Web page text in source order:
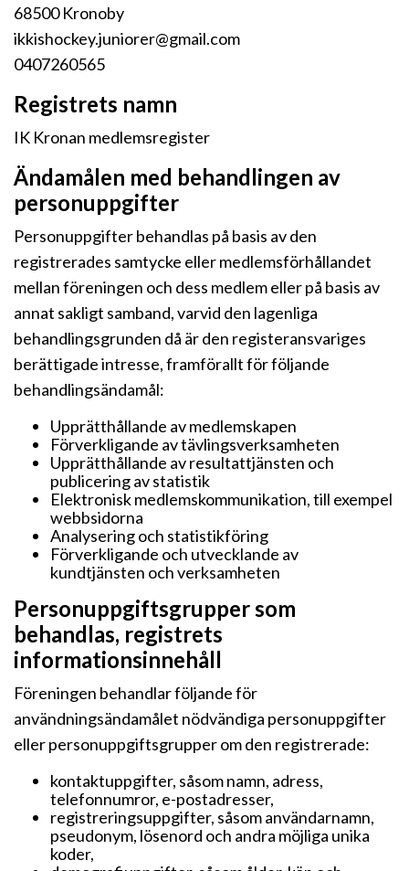
68500 Kronoby
ikkishockey.juniorer@gmail.com
0407260565
Registrets namn
IK Kronan medlemsregister
Ändamålen med behandlingen av
personuppgifter
Personuppgifter behandlas på basis av den
registrerades samtycke eller medlemsförhållandet
mellan föreningen och dess medlem eller på basis av
annat sakligt samband, varvid den lagenliga
behandlingsgrunden då är den registeransvariges
berättigade intresse, framförallt för följande
behandlingsändamål:
Upprätthållande av medlemskapen
Förverkligande av tävlingsverksamheten
Upprätthållande av resultattjänsten och
publicering av statistik
Elektronisk medlemskommunikation, till exempel
webbsidorna
Analysering och statistikföring
Förverkligande och utvecklande av
kundtjänsten och verksamheten
Personuppgiftsgrupper som
behandlas, registrets
informationsinnehåll
Föreningen behandlar följande för
användningsändamålet nödvändiga personuppgifter
eller personuppgiftsgrupper om den registrerade:
kontaktuppgifter, såsom namn, adress,
telefonnumror, e-postadresser,
registreringsuppgifter, såsom användarnamn,
pseudonym, lösenord och andra möjliga unika
koder,